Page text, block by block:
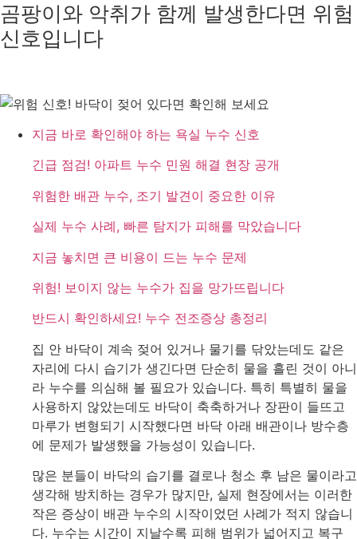
곰팡이와 악취가 함께 발생한다면 위험
신호입니다
지금 바로 확인해야 하는 욕실 누수 신호
긴급 점검! 아파트 누수 민원 해결 현장 공개
위험한 배관 누수, 조기 발견이 중요한 이유
실제 누수 사례, 빠른 탐지가 피해를 막았습니다
지금 놓치면 큰 비용이 드는 누수 문제
위험! 보이지 않는 누수가 집을 망가뜨립니다
반드시 확인하세요! 누수 전조증상 총정리
집 안 바닥이 계속 젖어 있거나 물기를 닦았는데도 같은
자리에 다시 습기가 생긴다면 단순히 물을 흘린 것이 아니
라 누수를 의심해 볼 필요가 있습니다. 특히 특별히 물을
사용하지 않았는데도 바닥이 축축하거나 장판이 들뜨고
마루가 변형되기 시작했다면 바닥 아래 배관이나 방수층
에 문제가 발생했을 가능성이 있습니다.
많은 분들이 바닥의 습기를 결로나 청소 후 남은 물이라고
생각해 방치하는 경우가 많지만, 실제 현장에서는 이러한
작은 증상이 배관 누수의 시작이었던 사례가 적지 않습니
다. 누수는 시간이 지날수록 피해 범위가 넓어지고 복구